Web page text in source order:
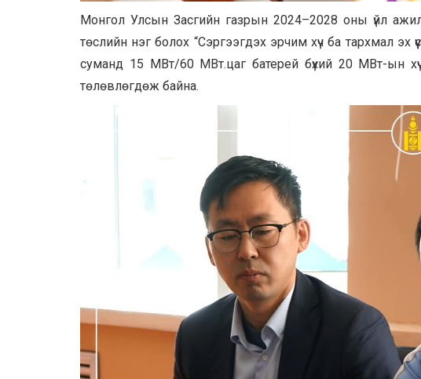
Монгол Улсын Засгийн газрын 2024–2028 оны үйл
төслийн нэг болох “Сэргээгдэх эрчим хүч ба тархмал эх
суманд 15 МВт/60 МВт.цаг батерей бүхий 20 МВт-ын
төлөвлөгдөж байна.